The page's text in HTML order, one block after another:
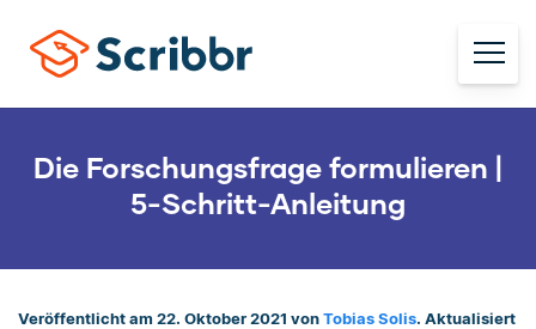
Die Forschungsfrage formulieren |
5-Schritt-Anleitung
Veröffentlicht am 22. Oktober 2021 von Tobias Solis. Aktualisiert